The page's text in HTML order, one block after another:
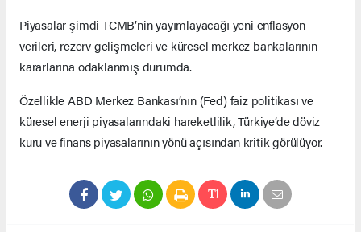
Piyasalar şimdi TCMB’nin yayımlayacağı yeni enflasyon
verileri, rezerv gelişmeleri ve küresel merkez bankalarının
kararlarına odaklanmış durumda.
Özellikle ABD Merkez Bankası’nın (Fed) faiz politikası ve
küresel enerji piyasalarındaki hareketlilik, Türkiye’de döviz
kuru ve finans piyasalarının yönü açısından kritik görülüyor.